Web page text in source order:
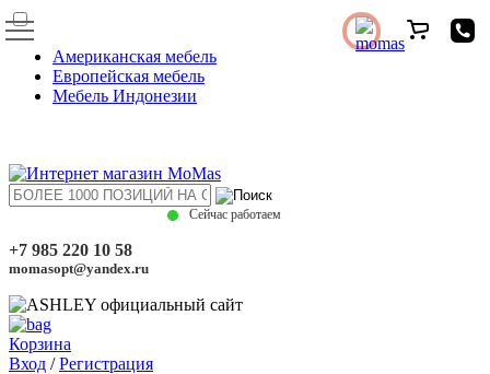
Американская мебель
Европейская мебель
Мебель Индонезии
Сейчас работаем
+7 985 220 10 58
momasopt@yandex.ru
Корзина
Вход /Регистрация